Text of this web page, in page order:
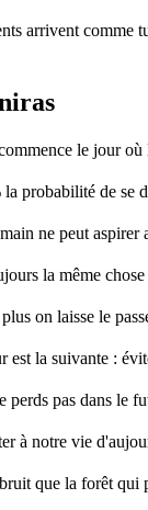
arrivent
le jour
probabilité de se
ne peut
la même
on laisse le
est la suivante :
perds pas dans le
à notre vie
que la forêt